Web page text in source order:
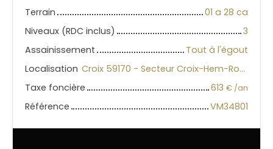
Terrain
01 a 28 ca
Niveaux (RDC inclus)
3
Assainissement
Tout à l'égout
Localisation
Croix 59170 - Secteur Croix-Hem-Roubaix
Taxe foncière
613 € /an
Référence VM34801